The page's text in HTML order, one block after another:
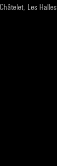
Les Halles